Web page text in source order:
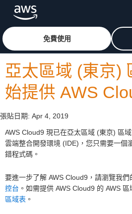
跳至主要內容按一下這裡可返回 Amazon
免費使用
亞太區域 (東京)
始提供 AWS
張貼日期: Apr 4, 2019
AWS Cloud9 現已在亞太區域 (東京) 區域
雲端整合開發環境 (IDE)，您只需要一個
錯程式碼。
要進一步了解 AWS Cloud9，請瀏覽我們
控台 。如需提供 AWS Cloud9 的 AWS
區域表 。